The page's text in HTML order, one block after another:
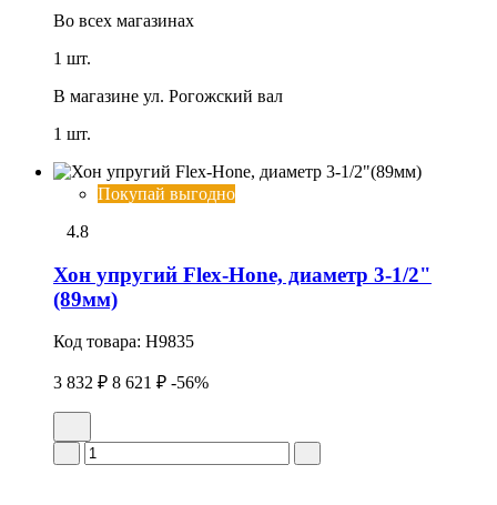
Во всех магазинах
1 шт.
В магазине ул. Рогожский вал
1 шт.
Покупай выгодно
4.8
Хон упpугий Flex-Hone, диаметр 3-1/2"
(89мм)
Код товара: H9835
3 832 ₽ 8 621 ₽ -56%